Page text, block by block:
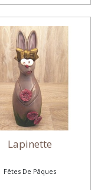
Lapinette
Fêtes De Pâques